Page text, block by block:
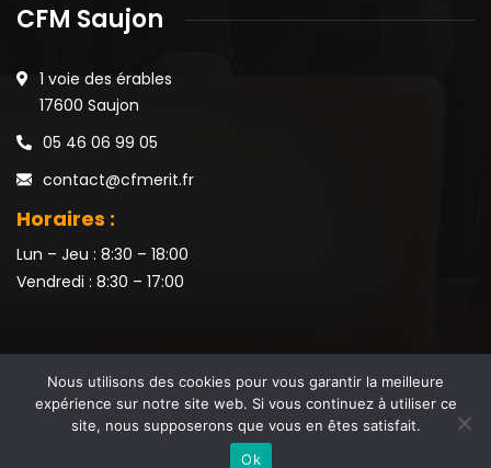
CFM Saujon
1 voie des érables
17600 Saujon
05 46 06 99 05
contact@cfmerit.fr
Horaires :
Lun – Jeu : 8:30 – 18:00
Vendredi : 8:30 – 17:00
© Réalisé parwww.cidoine-marketing.com.| Tous droits
réservés.
Nous utilisons des cookies pour vous garantir la meilleure
expérience sur notre site web. Si vous continuez à utiliser ce
site, nous supposerons que vous en êtes satisfait.
Ok